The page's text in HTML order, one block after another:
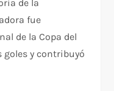
de la
fue
de la Copa del
goles y contribuyó